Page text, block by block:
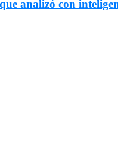
analizó con